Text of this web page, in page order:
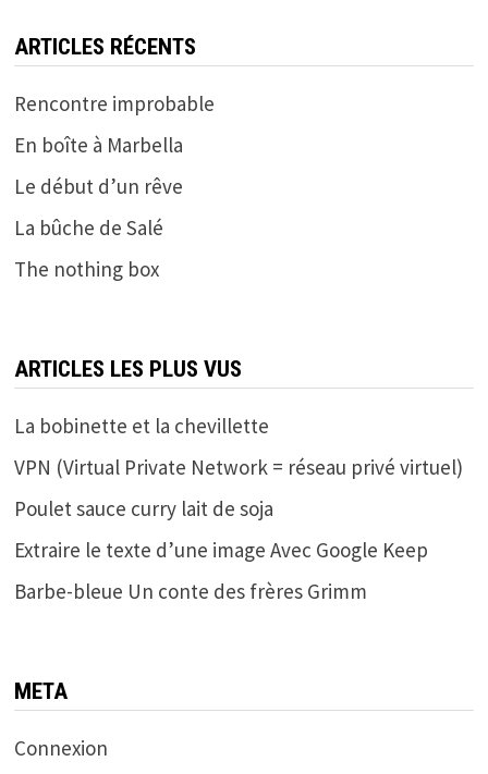
ARTICLES RÉCENTS
Rencontre improbable
En boîte à Marbella
Le début d’un rêve
La bûche de Salé
The nothing box
ARTICLES LES PLUS VUS
La bobinette et la chevillette
VPN (Virtual Private Network = réseau privé virtuel)
Poulet sauce curry lait de soja
Extraire le texte d’une image Avec Google Keep
Barbe-bleue Un conte des frères Grimm
META
Connexion